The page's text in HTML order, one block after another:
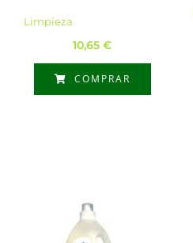
Limpieza
10,65€
COMPRAR